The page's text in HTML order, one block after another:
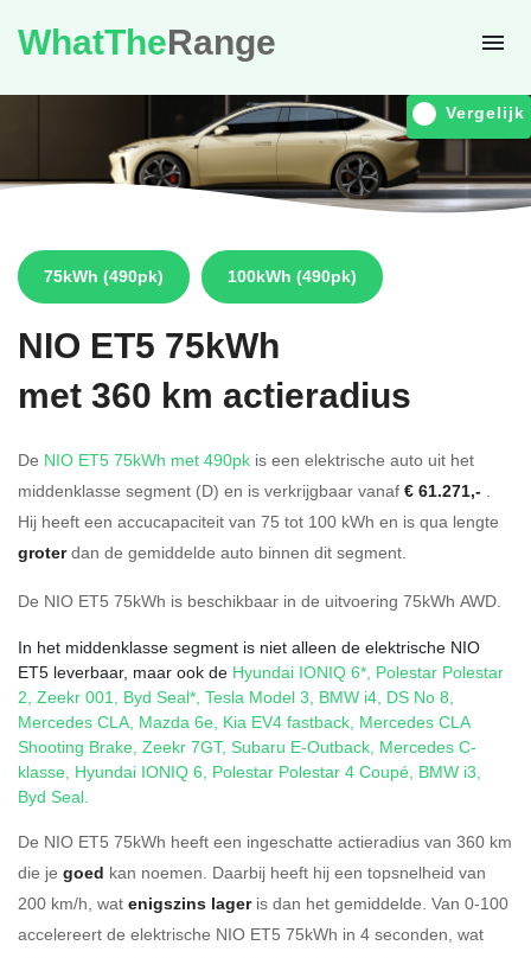
WhatTheRange
Vergelijk
75kWh (490pk) 100kWh (490pk)
NIO ET5 75kWh
met 360 km actieradius
De NIO ET5 75kWh met 490pk is een elektrische auto uit het
middenklasse segment (D) en is verkrijgbaar vanaf € 61.271,- .
Hij heeft een accucapaciteit van 75 tot 100 kWh en is qua lengte
groterdan de gemiddelde auto binnen dit segment.
De NIO ET5 75kWh is beschikbaar in de uitvoering 75kWh AWD.
In het middenklasse segment is niet alleen de elektrische NIO
ET5 leverbaar, maar ook de Hyundai IONIQ 6*, Polestar Polestar
2, Zeekr 001, Byd Seal*, Tesla Model 3, BMW i4, DS No 8,
Mercedes CLA, Mazda 6e, Kia EV4 fastback, Mercedes CLA
Shooting Brake, Zeekr 7GT, Subaru E-Outback, Mercedes C-
klasse, Hyundai IONIQ 6, Polestar Polestar 4 Coupé, BMW i3,
Byd Seal.
De NIO ET5 75kWh heeft een ingeschatte actieradius van 360 km
die je goed kan noemen. Daarbij heeft hij een topsnelheid van
200 km/h, wat enigszins lageris dan het gemiddelde. Van 0-100
accelereert de elektrische NIO ET5 75kWh in 4 seconden, wat